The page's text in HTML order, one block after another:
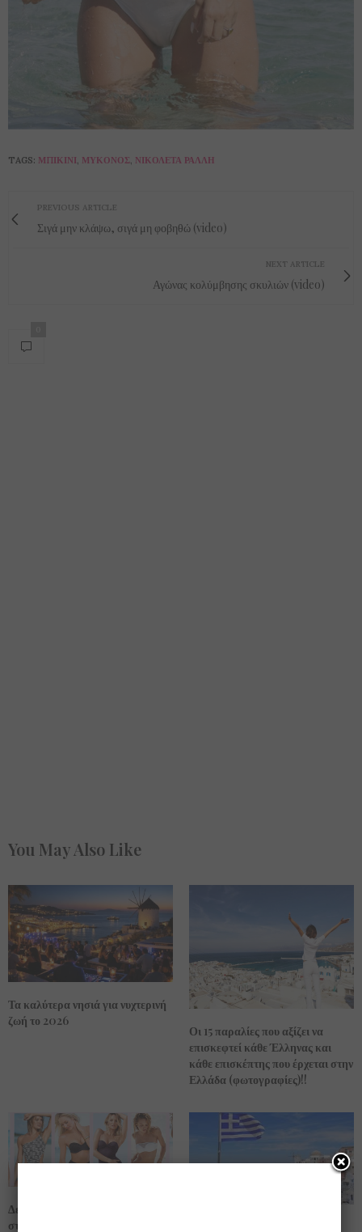
TAGS: ΜΠΙΚΊΝΙ, ΜΎΚΟΝΟΣ, ΝΙΚΟΛΈΤΑ ΡΆΛΛΗ
PREVIOUS ARTICLE
Σιγά μην κλάψω, σιγά μη φοβηθώ (video)
NEXT ARTICLE
Αγώνας κολύμβησης σκυλιών (video)
You May Also Like
Τα καλύτερα νησιά για νυχτερινή
ζωή το 2026
Οι 15 παραλίες που αξίζει να
επισκεφτεί κάθε Έλληνας και
κάθε επισκέπτης που έρχεται στην
Ελλάδα (φωτογραφίες)!!
Δείτε ….. σχέδια, χρώματα και
στυλ των μαγιό που θα φορεθούν